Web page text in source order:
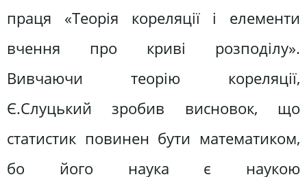
праця «Теорія кореляції і елементи
вчення про криві розподілу».
Вивчаючи теорію кореляції,
Є.Слуцький зробив висновок, що
статистик повинен бути математиком,
бо його наука є наукою